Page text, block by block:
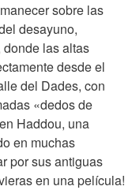
sobre las
desayuno,
las altas
desde el
del Dades, con
«dedos de
Haddou, una
en muchas
por sus antiguas
en una película!